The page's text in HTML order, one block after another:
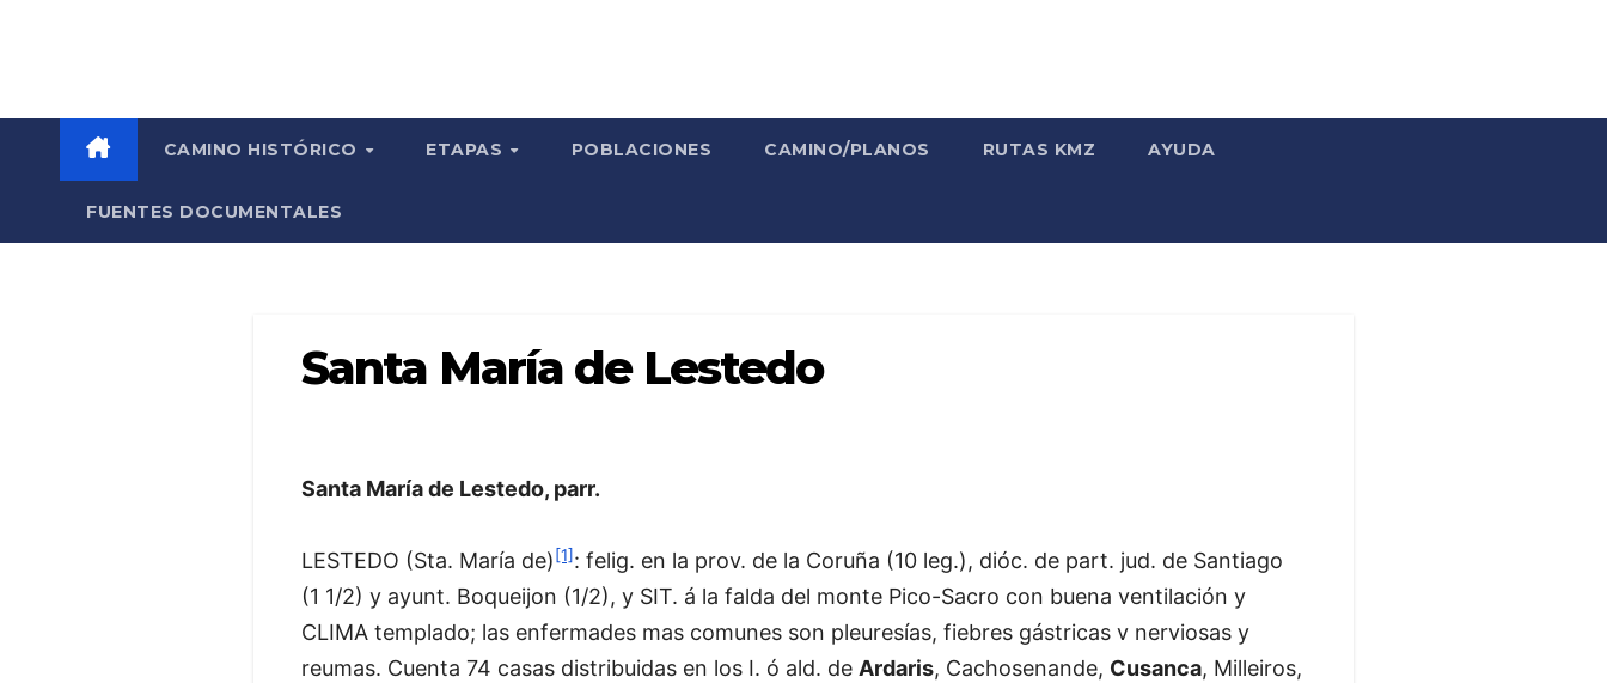
CAMINO HISTÓRICO ETAPAS POBLACIONES CAMINO/PLANOS RUTAS KMZ AYUDA
FUENTES DOCUMENTALES
Santa María de Lestedo
Santa María de Lestedo, parr.
LESTEDO (Sta. María de) [1]: felig. en la prov. de la Coruña (10 leg.), dióc. de part. jud. de Santiago
(1 1/2) y ayunt. Boqueijon (1/2), y SIT. á la falda del monte Pico-Sacro con buena ventilación y
CLIMA templado; las enfermades mas comunes son pleuresías, fiebres gástricas v nerviosas y
reumas. Cuenta 74 casas distribuidas en los I. ó ald. de Ardaris, Cachosenande, Cusanca, Milleiros,